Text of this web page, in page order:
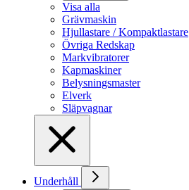
Visa alla
Grävmaskin
Hjullastare / Kompaktlastare
Övriga Redskap
Markvibratorer
Kapmaskiner
Belysningsmaster
Elverk
Släpvagnar
Underhåll